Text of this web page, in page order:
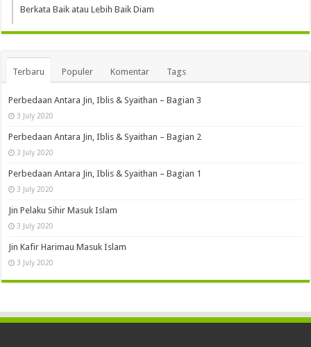
Berkata Baik atau Lebih Baik Diam
Terbaru Populer Komentar Tags
Perbedaan Antara Jin, Iblis & Syaithan – Bagian 3
3 July 2020
Perbedaan Antara Jin, Iblis & Syaithan – Bagian 2
3 July 2020
Perbedaan Antara Jin, Iblis & Syaithan – Bagian 1
3 July 2020
Jin Pelaku Sihir Masuk Islam
3 July 2020
Jin Kafir Harimau Masuk Islam
3 July 2020